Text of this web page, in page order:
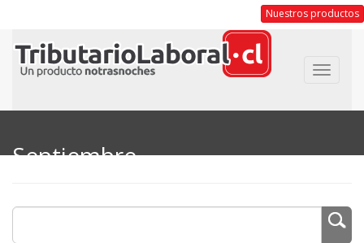
Nuestros productos
Toggle
Septiembre